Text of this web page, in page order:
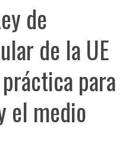
de
de la UE
para
el medio